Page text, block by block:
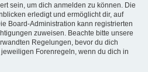
sein, um dich anmelden zu können. Die
erledigt und ermöglicht dir, auf
Board-Administration kann registrierten
zuweisen. Beachte bitte unsere
Regelungen, bevor du dich
Forenregeln, wenn du dich in